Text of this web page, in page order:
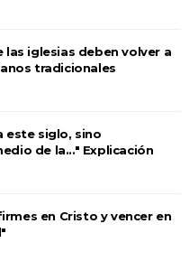
las iglesias deben volver a
tradicionales
este siglo, sino
de la..." Explicación
en Cristo y vencer en